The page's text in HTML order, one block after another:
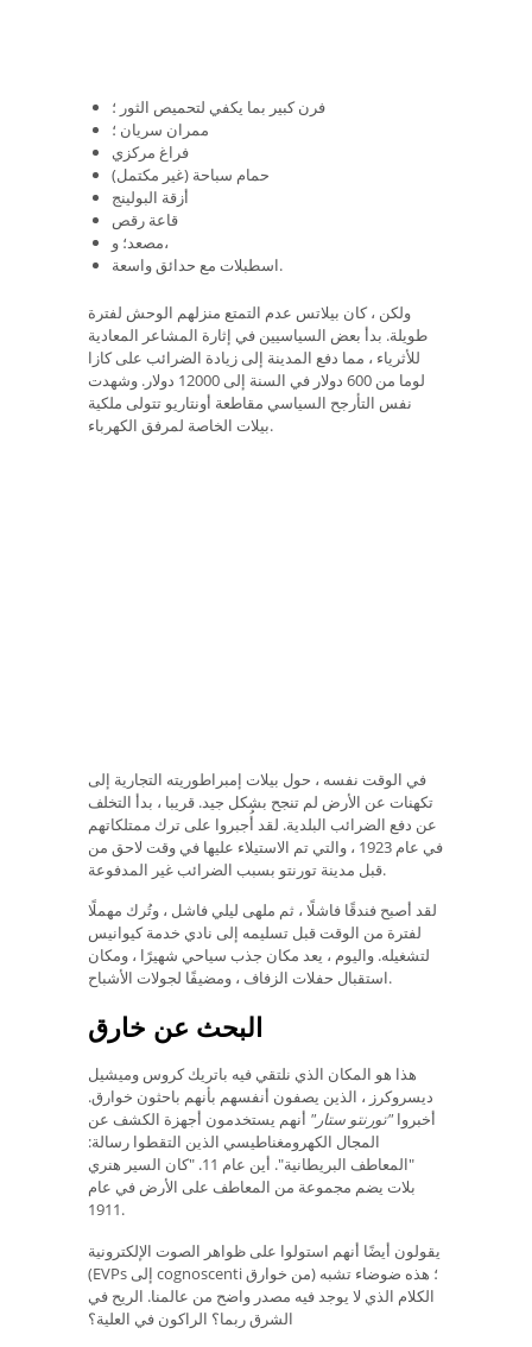
فرن كبير بما يكفي لتحميص الثور ؛
ممران سريان ؛
فراغ مركزي
حمام سباحة (غير مكتمل)
أزقة البولينج
قاعة رقص
مصعد؛ و،
اسطبلات مع حدائق واسعة.
ولكن ، كان بيلاتس عدم التمتع منزلهم الوحش لفترة
طويلة. بدأ بعض السياسيين في إثارة المشاعر المعادية
للأثرياء ، مما دفع المدينة إلى زيادة الضرائب على كازا
لوما من 600 دولار في السنة إلى 12000 دولار. وشهدت
نفس التأرجح السياسي مقاطعة أونتاريو تتولى ملكية
بيلات الخاصة لمرفق الكهرباء.
في الوقت نفسه ، حول بيلات إمبراطوريته التجارية إلى
تكهنات عن الأرض لم تنجح بشكل جيد. قريبا ، بدأ التخلف
عن دفع الضرائب البلدية. لقد أُجبروا على ترك ممتلكاتهم
في عام 1923 ، والتي تم الاستيلاء عليها في وقت لاحق من
قبل مدينة تورنتو بسبب الضرائب غير المدفوعة.
لقد أصبح فندقًا فاشلًا ، ثم ملهى ليلي فاشل ، وتُرك مهملًا
لفترة من الوقت قبل تسليمه إلى نادي خدمة كيوانيس
لتشغيله. واليوم ، يعد مكان جذب سياحي شهيرًا ، ومكان
استقبال حفلات الزفاف ، ومضيفًا لجولات الأشباح.
البحث عن خارق
هذا هو المكان الذي نلتقي فيه باتريك كروس وميشيل
ديسروكرز ، الذين يصفون أنفسهم بأنهم باحثون خوارق.
أخبروا "تورنتو ستار" أنهم يستخدمون أجهزة الكشف عن
المجال الكهرومغناطيسي الذين التقطوا رسالة:
"المعاطف البريطانية". أين عام 11. "كان السير هنري
بلات يضم مجموعة من المعاطف على الأرض في عام
1911.
يقولون أيضًا أنهم استولوا على ظواهر الصوت الإلكترونية
(EVPs إلى cognoscenti من خوارق) ؛ هذه ضوضاء تشبه
الكلام الذي لا يوجد فيه مصدر واضح من عالمنا. الريح في
الشرق ربما؟ الراكون في العلية؟